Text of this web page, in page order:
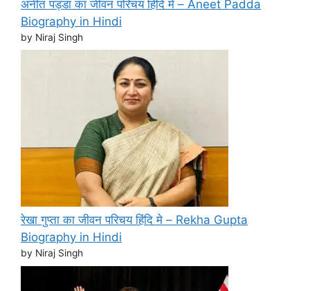
अनीत पड्डा का जीवन परिचय हिंदि मे – Aneet Padda
Biography in Hindi
by Niraj Singh
रेखा गुप्ता का जीवन परिचय हिंदि मे – Rekha Gupta
Biography in Hindi
by Niraj Singh